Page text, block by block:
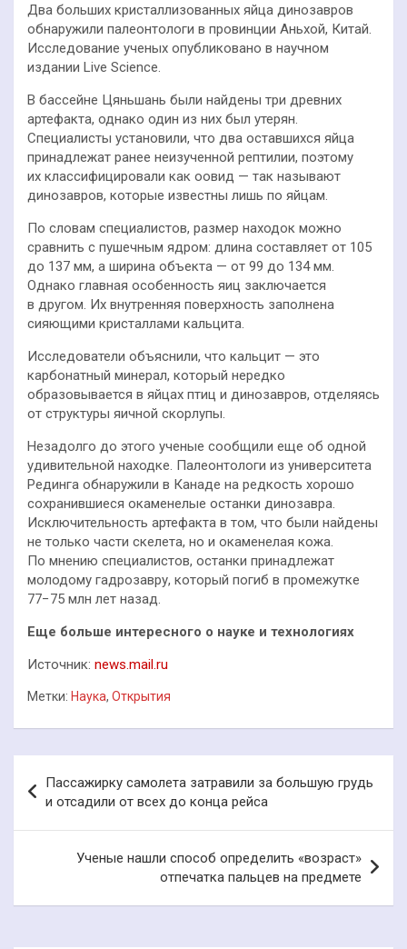
Два больших кристаллизованных яйца динозавров
обнаружили палеонтологи в провинции Аньхой, Китай.
Исследование ученых опубликовано в научном
издании Live Science.
В бассейне Цяньшань были найдены три древних
артефакта, однако один из них был утерян.
Специалисты установили, что два оставшихся яйца
принадлежат ранее неизученной рептилии, поэтому
их классифицировали как оовид — так называют
динозавров, которые известны лишь по яйцам.
По словам специалистов, размер находок можно
сравнить с пушечным ядром: длина составляет от 105
до 137 мм, а ширина объекта — от 99 до 134 мм.
Однако главная особенность яиц заключается
в другом. Их внутренняя поверхность заполнена
сияющими кристаллами кальцита.
Исследователи объяснили, что кальцит — это
карбонатный минерал, который нередко
образовывается в яйцах птиц и динозавров, отделяясь
от структуры яичной скорлупы.
Незадолго до этого ученые сообщили еще об одной
удивительной находке. Палеонтологи из университета
Рединга обнаружили в Канаде на редкость хорошо
сохранившиеся окаменелые останки динозавра.
Исключительность артефакта в том, что были найдены
не только части скелета, но и окаменелая кожа.
По мнению специалистов, останки принадлежат
молодому гадрозавру, который погиб в промежутке
77−75 млн лет назад.
Еще больше интересного о науке и технологиях
Источник: news.mail.ru
Метки: Наука, Открытия
по
записям
Пассажирку самолета затравили за большую грудь
и отсадили от всех до конца рейса
Ученые нашли способ определить «возраст»
отпечатка пальцев на предмете